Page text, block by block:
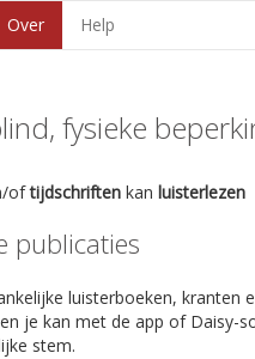
Over Help
fysieke
oftijdschriften kan luisterlezen
publicaties
luisterboeken, kranten
je kan met de app of Daisy-
stem.